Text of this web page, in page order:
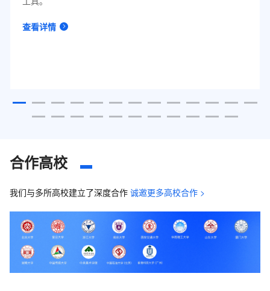
查看详情
合作高校
我们与多所高校建立了深度合作 诚邀更多高校合作 >